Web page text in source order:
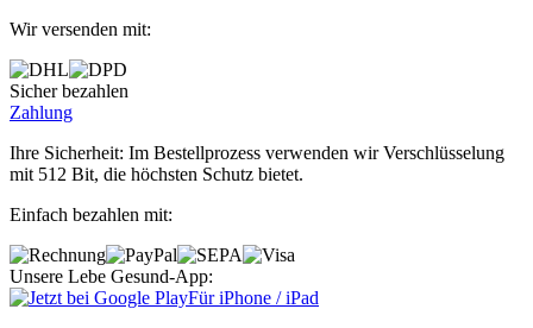
Wir versenden mit:
Sicher bezahlen
Zahlung
Ihre Sicherheit: Im Bestellprozess verwenden wir Verschlüsselung
mit 512 Bit, die höchsten Schutz bietet.
Einfach bezahlen mit:
Unsere Lebe Gesund-App:
Für iPhone / iPad